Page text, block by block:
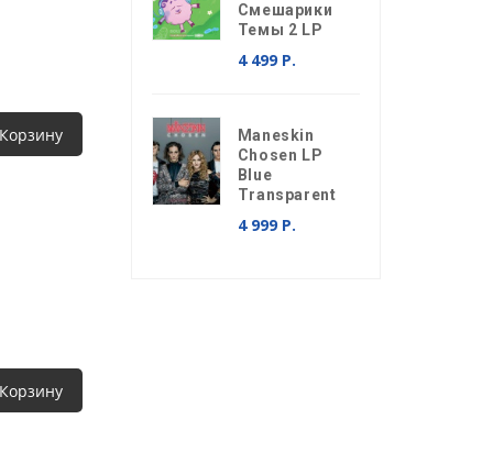
Смешарики
Темы 2 LP
4 499 Р.
Maneskin
Chosen LP
Blue
Transparent
4 999 Р.